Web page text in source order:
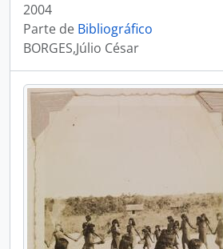
2004
Parte de Bibliográfico
BORGES,Júlio César